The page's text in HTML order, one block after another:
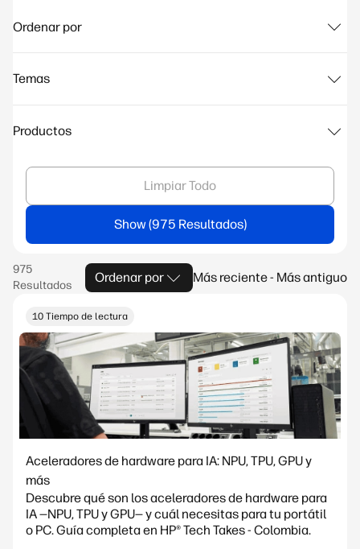
Ordenar por
Temas
Productos
Limpiar Todo
Show
Ordenar por Más reciente - Más antiguo
10 Tiempo de lectura
Aceleradores de hardware para IA: NPU, TPU, GPU y
más
Descubre qué son los aceleradores de hardware para
IA —NPU, TPU y GPU— y cuál necesitas para tu portátil
o PC. Guía completa en HP® Tech Takes - Colombia.